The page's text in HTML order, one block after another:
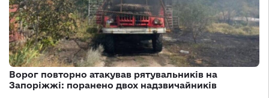
Ворог повторно атакував рятувальників на
Запоріжжі: поранено двох надзвичайників